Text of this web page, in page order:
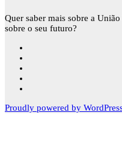
Quer saber mais sobre a
sobre o seu futuro?
Proudly powered by